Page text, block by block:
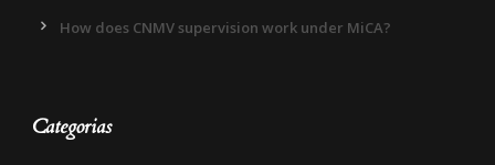
How does CNMV supervision work under MiCA?
Categorias